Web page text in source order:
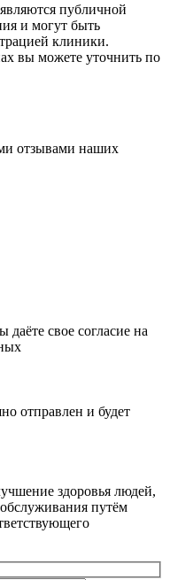
публичной
и могут быть
клиники.
вы можете уточнить по
отзывами наших
свое согласие на
отправлен и будет
здоровья людей,
путём